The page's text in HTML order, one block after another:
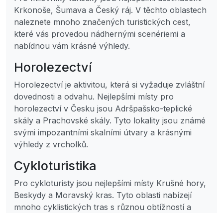
Krkonoše, Šumava a Český ráj. V těchto oblastech
naleznete mnoho značených turistických cest,
které vás provedou nádhernými scenériemi a
nabídnou vám krásné výhledy.
Horolezectví
Horolezectví je aktivitou, která si vyžaduje zvláštní
dovednosti a odvahu. Nejlepšími místy pro
horolezectví v Česku jsou Adršpašsko-teplické
skály a Prachovské skály. Tyto lokality jsou známé
svými impozantními skalními útvary a krásnými
výhledy z vrcholků.
Cykloturistika
Pro cykloturisty jsou nejlepšími místy Krušné hory,
Beskydy a Moravský kras. Tyto oblasti nabízejí
mnoho cyklistických tras s různou obtížností a